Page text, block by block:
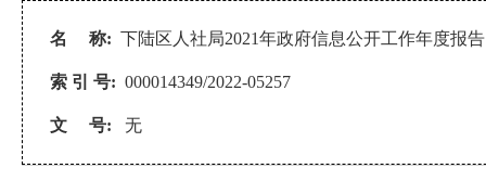
名 称: 下陆区人社局2021年政府信息公开工作年度报告
索 引 号: 000014349/2022-05257
文 号: 无